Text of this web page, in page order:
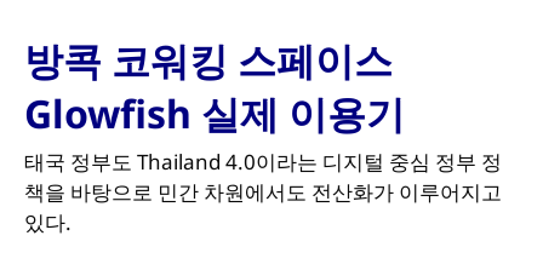
방콕 코워킹 스페이스
Glowfish 실제 이용기
태국 정부도 Thailand 4.0이라는 디지털 중심 정부 정
책을 바탕으로 민간 차원에서도 전산화가 이루어지고
있다.